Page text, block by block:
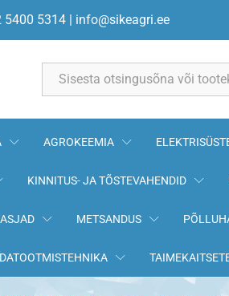
5400 5314 | info@sikeagri.ee
AGROKEEMIA
KINNITUS- JA TÕSTEVAHENDID
METSANDUS